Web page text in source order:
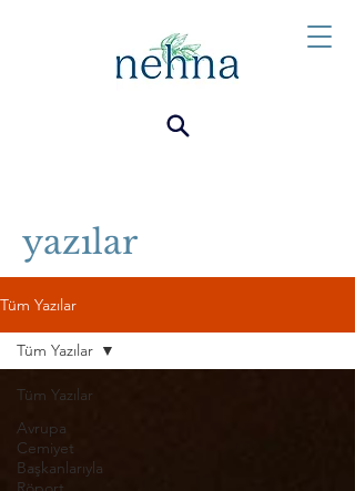
yazılar
Tüm Yazılar
Tüm Yazılar
Avrupa
Cemiyet
Başkanlarıyla
Tüm Yazılar